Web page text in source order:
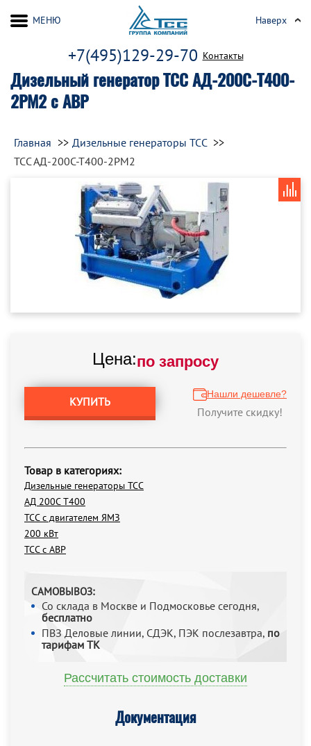
Дизельный генератор ТСС АД-200С-Т400-
2РМ2 с АВР
+7(495)129-29-70 Контакты
МЕНЮ Наверх
Главная
Дизельные генераторы ТСС
ТСС АД-200С-Т400-2РМ2
Цена:по запросу
КУПИТЬ
Нашли дешевле?
Получите скидку!
Товар в категориях:
Дизельные генераторы ТСС
АД 200С Т400
ТСС с двигателем ЯМЗ
200 кВт
ТСС с АВР
САМОВЫВОЗ:
Со склада в Москве и Подмосковье сегодня,
бесплатно
ПВЗ Деловые линии, СДЭК, ПЭК послезавтра, по
тарифам ТК
Рассчитать стоимость доставки
Документация